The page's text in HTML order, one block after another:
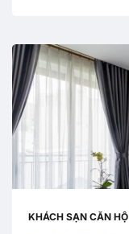
KHÁCH SẠN CĂN HỘ